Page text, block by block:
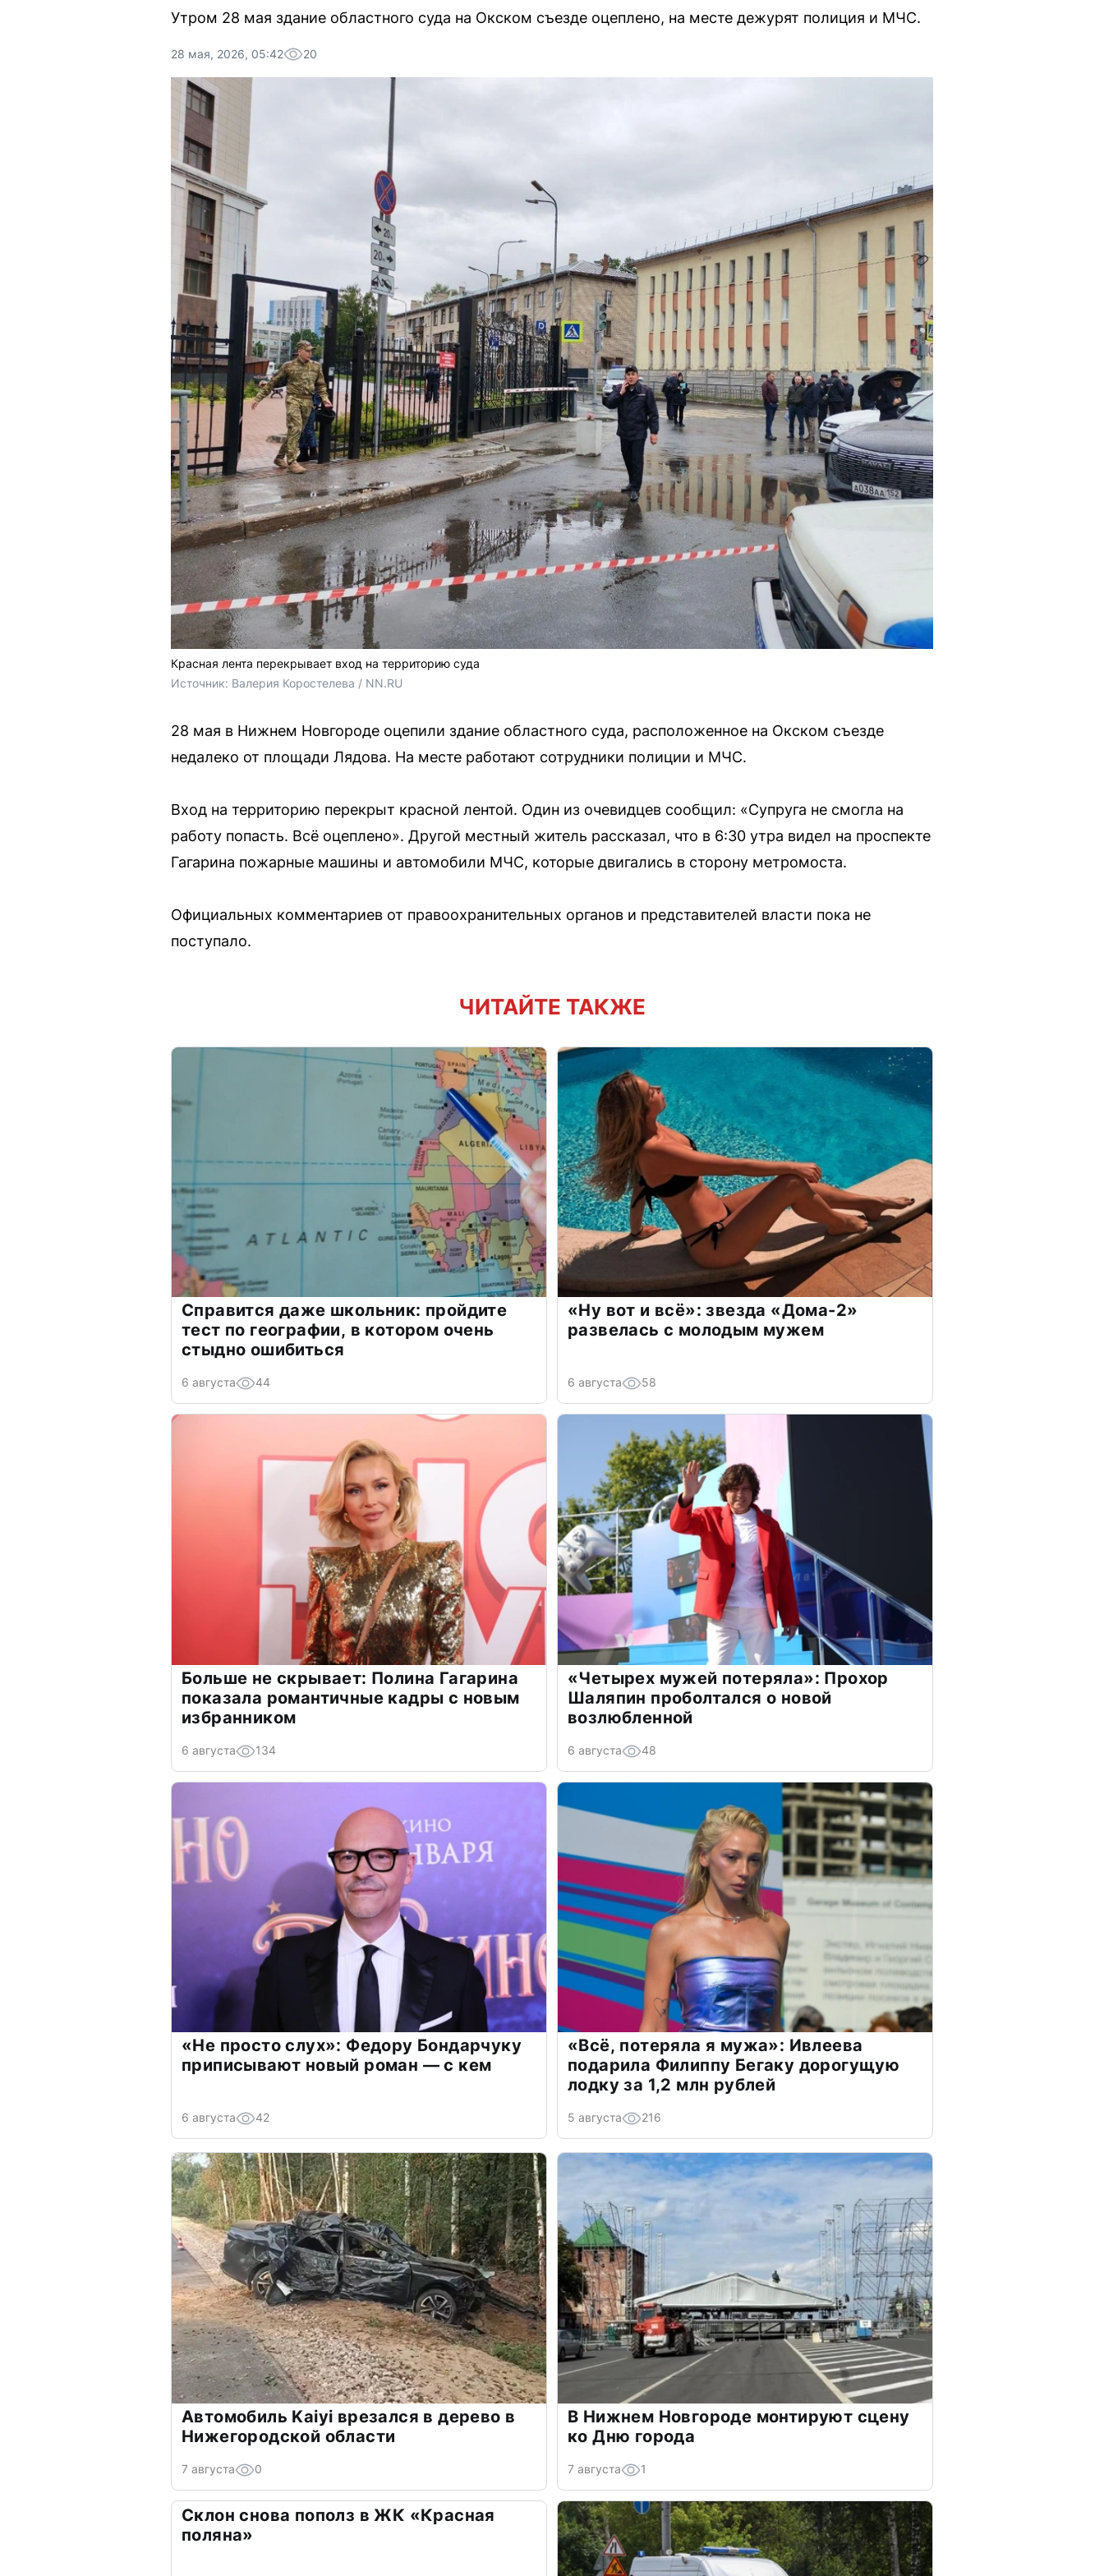
Утром 28 мая здание областного суда на Окском съезде оцеплено, на месте дежурят полиция и МЧС.
28 мая, 2026, 05:42 20
Красная лента перекрывает вход на территорию суда
Источник: Валерия Коростелева / NN.RU
28 мая в Нижнем Новгороде оцепили здание областного суда, расположенное на Окском съезде
недалеко от площади Лядова. На месте работают сотрудники полиции и МЧС.
Вход на территорию перекрыт красной лентой. Один из очевидцев сообщил: «Супруга не смогла на
работу попасть. Всё оцеплено». Другой местный житель рассказал, что в 6:30 утра видел на проспекте
Гагарина пожарные машины и автомобили МЧС, которые двигались в сторону метромоста.
Официальных комментариев от правоохранительных органов и представителей власти пока не
поступало.
ЧИТАЙТЕ ТАКЖЕ
Справится даже школьник: пройдите
тест по географии, в котором очень
стыдно ошибиться
6 августа 44
«Ну вот и всё»: звезда «Дома-2»
развелась с молодым мужем
6 августа 58
Больше не скрывает: Полина Гагарина
показала романтичные кадры с новым
избранником
6 августа 134
«Четырех мужей потеряла»: Прохор
Шаляпин проболтался о новой
возлюбленной
6 августа 48
«Не просто слух»: Федору Бондарчуку
приписывают новый роман — с кем
6 августа 42
«Всё, потеряла я мужа»: Ивлеева
подарила Филиппу Бегаку дорогущую
лодку за 1,2 млн рублей
5 августа 216
Автомобиль Kaiyi врезался в дерево в
Нижегородской области
7 августа 0
В Нижнем Новгороде монтируют сцену
ко Дню города
7 августа 1
Склон снова пополз в ЖК «Красная
поляна»